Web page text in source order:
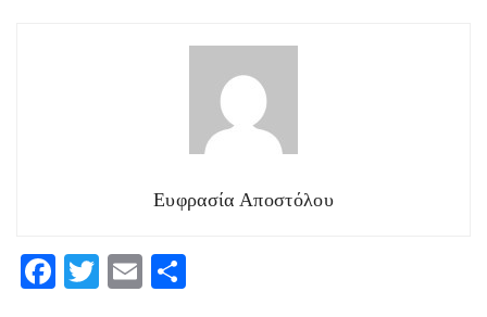
Ευφρασία Αποστόλου
F
T
E